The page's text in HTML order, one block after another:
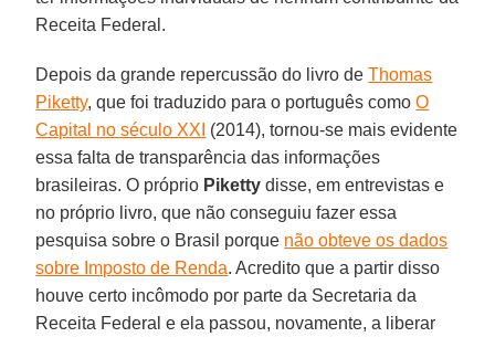
Receita Federal.
Depois da grande repercussão do livro deThomas
Piketty, que foi traduzido para o português comoO
Capital no século XXI (2014), tornou-se mais evidente
essa falta de transparência das informações
brasileiras. O próprio Pikettydisse, em entrevistas e
no próprio livro, que não conseguiu fazer essa
pesquisa sobre o Brasil porque não obteve os dados
sobre Imposto de Renda. Acredito que a partir disso
houve certo incômodo por parte da Secretaria da
Receita Federal e ela passou, novamente, a liberar